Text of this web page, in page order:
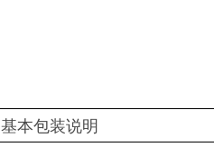
基本包装说明